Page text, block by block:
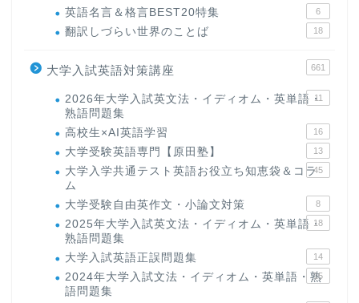
英語名言＆格言BEST20特集 6
翻訳しづらい世界のことば 18
大学入試英語対策講座 661
2026年大学入試英文法・イディオム・英単語・
熟語問題集
11
高校生×AI英語学習 16
大学受験英語専門【原田塾】 13
大学入学共通テスト英語お役立ち知恵袋＆コラ
ム
45
大学受験自由英作文・小論文対策 8
2025年大学入試英文法・イディオム・英単語・
熟語問題集
18
大学入試英語正誤問題集 14
2024年大学入試文法・イディオム・英単語・熟
語問題集
15